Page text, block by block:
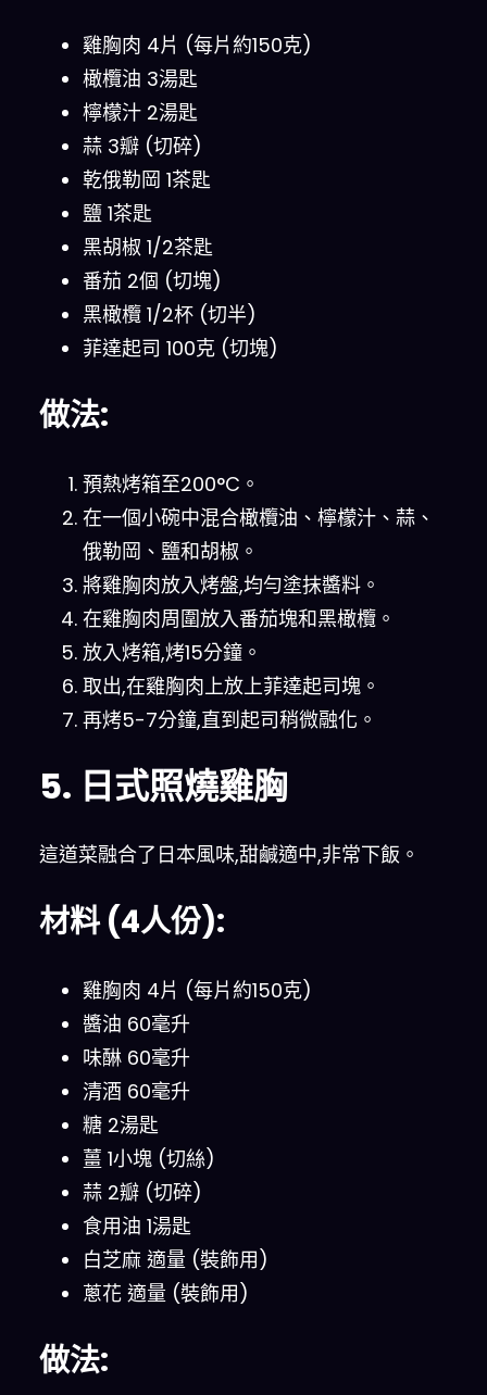
雞胸肉 4片 (每片約150克)
橄欖油 3湯匙
檸檬汁 2湯匙
蒜 3瓣 (切碎)
乾俄勒岡 1茶匙
鹽 1茶匙
黑胡椒 1/2茶匙
番茄 2個 (切塊)
黑橄欖 1/2杯 (切半)
菲達起司 100克 (切塊)
做法:
預熱烤箱至200°C。
在一個小碗中混合橄欖油、檸檬汁、蒜、
俄勒岡、鹽和胡椒。
將雞胸肉放入烤盤,均勻塗抹醬料。
在雞胸肉周圍放入番茄塊和黑橄欖。
放入烤箱,烤15分鐘。
取出,在雞胸肉上放上菲達起司塊。
再烤5-7分鐘,直到起司稍微融化。
5. 日式照燒雞胸
這道菜融合了日本風味,甜鹹適中,非常下飯。
材料 (4人份):
雞胸肉 4片 (每片約150克)
醬油 60毫升
味醂 60毫升
清酒 60毫升
糖 2湯匙
薑 1小塊 (切絲)
蒜 2瓣 (切碎)
食用油 1湯匙
白芝麻 適量 (裝飾用)
蔥花 適量 (裝飾用)
做法: